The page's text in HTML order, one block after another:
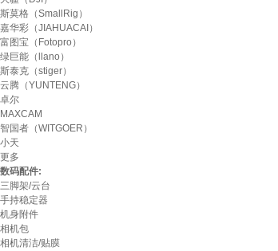
斯莫格（SmallRig）
嘉华彩（JIAHUACAI）
富图宝（Fotopro）
绿巨能（llano）
斯泰克（stiger）
云腾（YUNTENG）
卓尔
MAXCAM
智国者（WITGOER）
小天
更多
数码配件:
三脚架/云台
手持稳定器
机身附件
相机包
相机清洁/贴膜